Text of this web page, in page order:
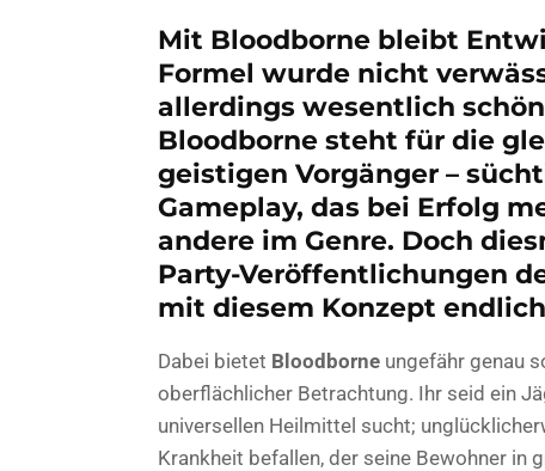
Mit Bloodborne bleibt
Formel wurde nicht
allerdings wesentlich
Bloodborne steht für die
geistigen Vorgänger –
Gameplay, das bei Erfolg
andere im Genre. Doch
Party-Veröffentlichungen
mit diesem Konzept
Dabei bietet Bloodborne ungefähr genau
oberflächlicher Betrachtung. Ihr seid ein
universellen Heilmittel sucht;
Krankheit befallen, der seine Bewohner in